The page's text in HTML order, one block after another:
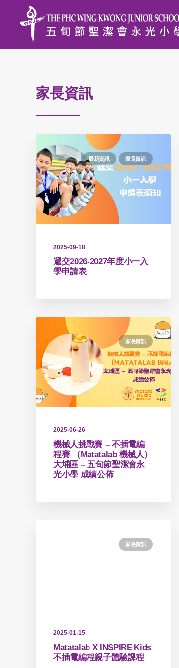
家長資訊
最新資訊 家長資訊
2025-09-18
遞交2026-2027年度小一入
學申請表
家長資訊
2025-06-26
機械人挑戰賽 – 不插電編
程賽 （Matatalab 機械人）
大埔區 – 五旬節聖潔會永
光小學 成績公佈
家長資訊
2025-01-15
Matatalab X INSPIRE Kids
不插電編程親子體驗課程